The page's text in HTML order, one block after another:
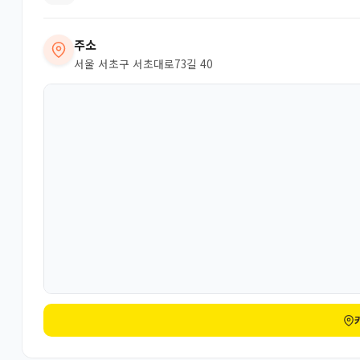
주소
서울 서초구 서초대로73길 40